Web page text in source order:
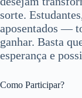
sorte.
aposentados —
ganhar. Basta
esperança e
Como Participar?